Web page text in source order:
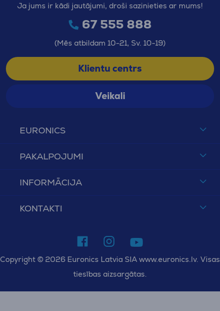
EURONICS
PAKALPOJUMI
INFORMĀCIJA
KONTAKTI
Ja jums ir kādi jautājumi, droši sazinieties ar mums!
67 555 888
(Mēs atbildam 10-21, Sv. 10-19)
Klientu centrs
Veikali
Copyright © 2026 Euronics Latvia SIA www.euronics.lv. Visas
tiesības aizsargātas.